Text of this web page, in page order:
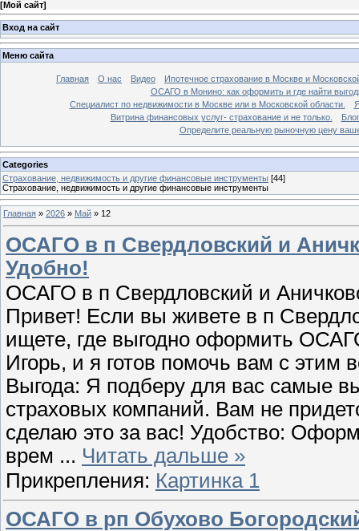
[Мой сайт]
Вход на сайт
Меню сайта
Главная О нас Видео
Ипотечное страхование в Москве и
ОСАГО в Монино: как оформить и где найти
Специалист по недвижимости в Москве или в Московской области.
Витрина финансовых услуг- страхование и не только.
Блог
Определите реальную рыночную цену
Categories
Страхование, недвижимость и другие финансовые инструменты [44]
Страхование, недвижимость и другие финансовые инструменты
Главная » 2026 » Май » 12
ОСАГО в п Свердловский и
Удобно!
ОСАГО в п Свердловский и
Привет! Если вы живете в п
ищете, где выгодно оформить
Игорь, и я готов помочь вам с этим
Выгода: Я подберу для вас самые
страховых компаний. Вам не
сделаю это за вас! Удобство:
врем ... Читать дальше »
Прикрепления: Картинка 1
ОСАГО в рп Обухово